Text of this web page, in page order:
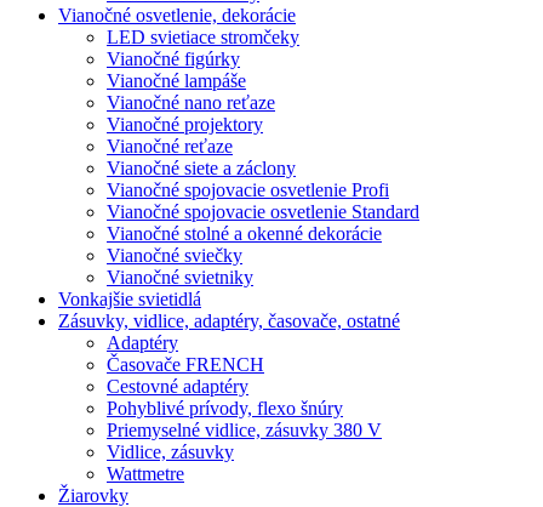
Vianočné osvetlenie, dekorácie
LED svietiace stromčeky
Vianočné figúrky
Vianočné lampáše
Vianočné nano reťaze
Vianočné projektory
Vianočné reťaze
Vianočné siete a záclony
Vianočné spojovacie osvetlenie Profi
Vianočné spojovacie osvetlenie Standard
Vianočné stolné a okenné dekorácie
Vianočné sviečky
Vianočné svietniky
Vonkajšie svietidlá
Zásuvky, vidlice, adaptéry, časovače, ostatné
Adaptéry
Časovače FRENCH
Cestovné adaptéry
Pohyblivé prívody, flexo šnúry
Priemyselné vidlice, zásuvky 380 V
Vidlice, zásuvky
Wattmetre
Žiarovky